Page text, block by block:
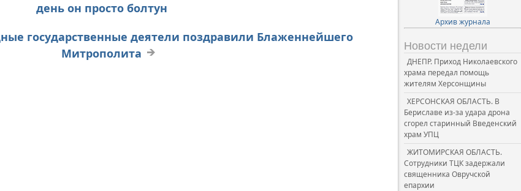
день он просто болтун
государственные деятели поздравили Блаженнейшего
Митрополита
Архив журнала
Новости недели
ДНЕПР. Приход Николаевского
храма передал помощь
жителям Херсонщины
ХЕРСОНСКАЯ ОБЛАСТЬ. В
Бериславе из-за удара дрона
сгорел старинный Введенский
храм УПЦ
ЖИТОМИРСКАЯ ОБЛАСТЬ.
Сотрудники ТЦК задержали
священника Овручской
епархии